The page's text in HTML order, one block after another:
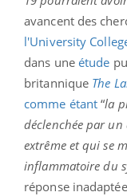
avancent des
l'University
dans une étude
britannique The
comme étant “la
déclenchée par
extrême et qui se
inflammatoire du
réponse